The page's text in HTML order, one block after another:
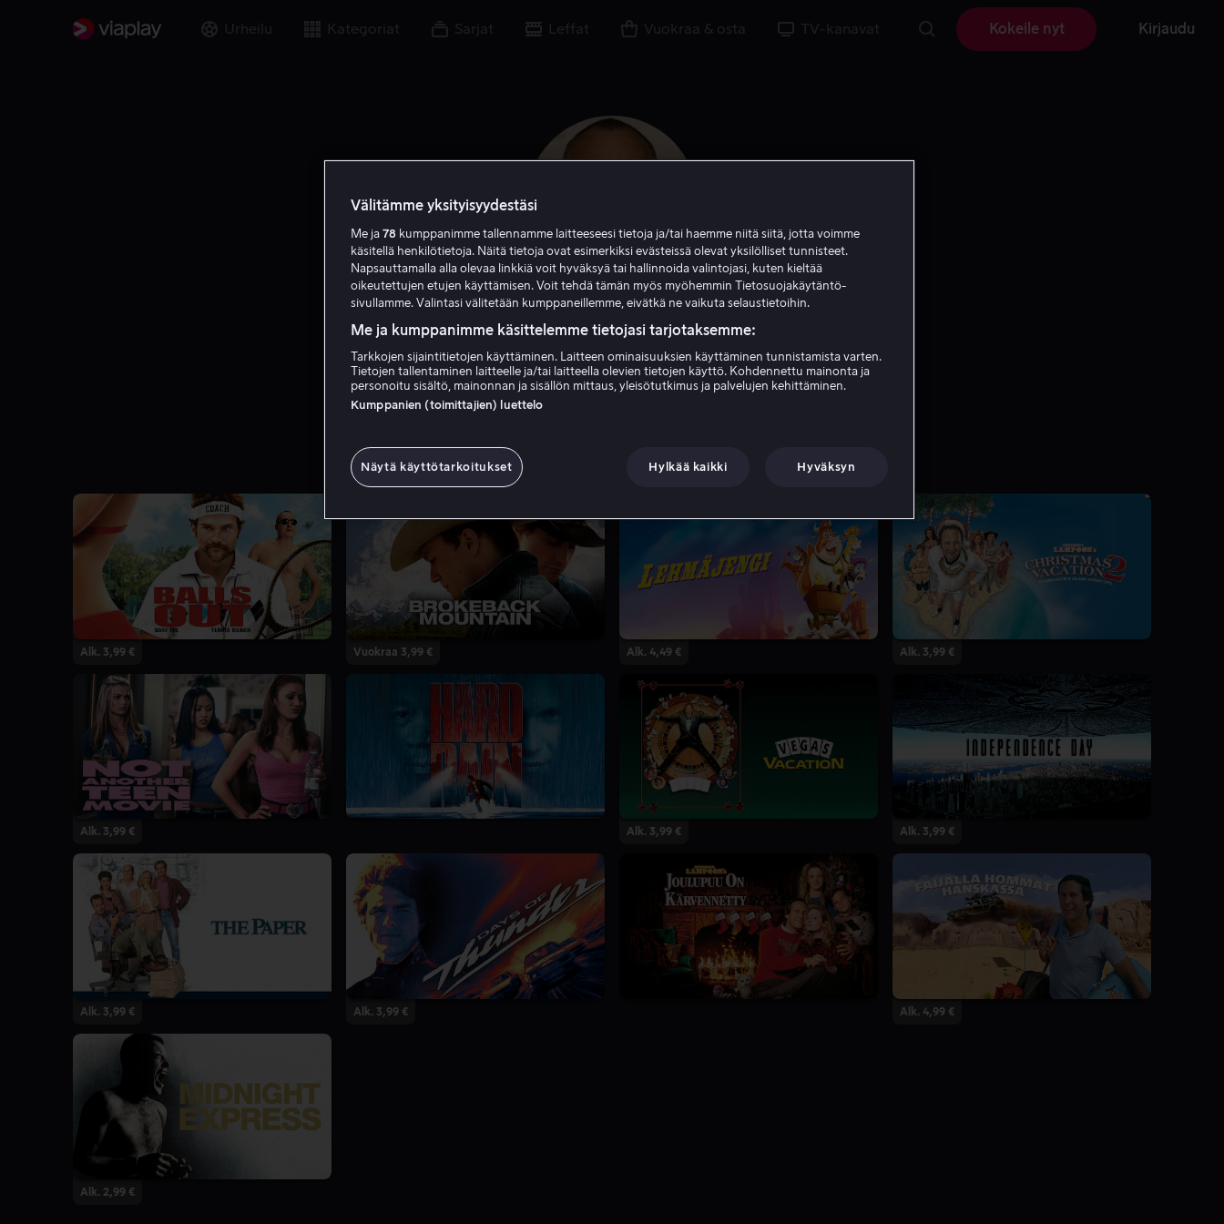
Urheilu Kategoriat Sarjat Leffat Vuokraa & osta TV-kanavat Kokeile nyt Kirjaudu
Randy Quaid
Näyttelijä Ääni
Alk. 3,99 € Vuokraa 3,99 € Alk. 4,49 € Alk. 3,99 €
Alk. 3,99 € Alk. 3,99 € Alk. 3,99 €
Alk. 3,99 € Alk. 3,99 € Alk. 4,99 €
Alk. 2,99 €
Välitämme yksityisyydestäsi
Me ja 78 kumppanimme tallennamme laitteeseesi tietoja ja/tai haemme niitä siitä, jotta voimme
käsitellä henkilötietoja. Näitä tietoja ovat esimerkiksi evästeissä olevat yksilölliset tunnisteet.
Napsauttamalla alla olevaa linkkiä voit hyväksyä tai hallinnoida valintojasi, kuten kieltää
oikeutettujen etujen käyttämisen. Voit tehdä tämän myös myöhemmin Tietosuojakäytäntö-
sivullamme. Valintasi välitetään kumppaneillemme, eivätkä ne vaikuta selaustietoihin.
Me ja kumppanimme käsittelemme tietojasi tarjotaksemme:
Tarkkojen sijaintitietojen käyttäminen. Laitteen ominaisuuksien käyttäminen tunnistamista varten.
Tietojen tallentaminen laitteelle ja/tai laitteella olevien tietojen käyttö. Kohdennettu mainonta ja
personoitu sisältö, mainonnan ja sisällön mittaus, yleisötutkimus ja palvelujen kehittäminen.
Kumppanien (toimittajien) luettelo
Näytä käyttötarkoitukset Hylkää kaikki Hyväksyn